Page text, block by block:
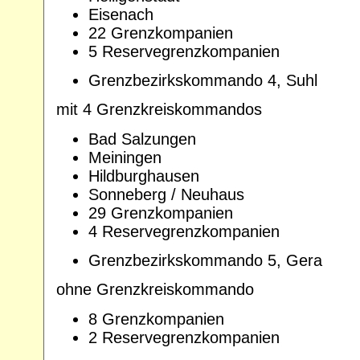
Eisenach
22 Grenzkompanien
5 Reservegrenzkompanien
Grenzbezirkskommando 4, Suhl
mit 4 Grenzkreiskommandos
Bad Salzungen
Meiningen
Hildburghausen
Sonneberg / Neuhaus
29 Grenzkompanien
4 Reservegrenzkompanien
Grenzbezirkskommando 5, Gera
ohne Grenzkreiskommando
8 Grenzkompanien
2 Reservegrenzkompanien